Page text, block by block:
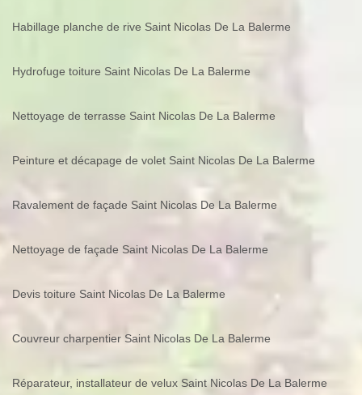
Habillage planche de rive Saint Nicolas De La Balerme
Hydrofuge toiture Saint Nicolas De La Balerme
Nettoyage de terrasse Saint Nicolas De La Balerme
Peinture et décapage de volet Saint Nicolas De La Balerme
Ravalement de façade Saint Nicolas De La Balerme
Nettoyage de façade Saint Nicolas De La Balerme
Devis toiture Saint Nicolas De La Balerme
Couvreur charpentier Saint Nicolas De La Balerme
Réparateur, installateur de velux Saint Nicolas De La Balerme